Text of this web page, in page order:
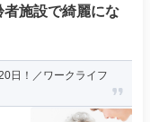
施設で綺麗にな
日！／ワークライフ